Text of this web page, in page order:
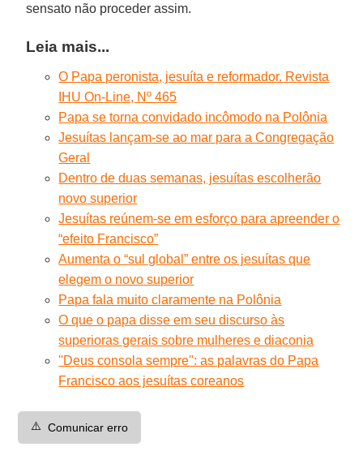
sensato não proceder assim.
Leia mais...
O Papa peronista, jesuíta e reformador. Revista
IHU On-Line, Nº 465
Papa se torna convidado incômodo na Polônia
Jesuítas lançam-se ao mar para a Congregação
Geral
Dentro de duas semanas, jesuítas escolherão
novo superior
Jesuítas reúnem-se em esforço para apreender o
“efeito Francisco”
Aumenta o “sul global” entre os jesuítas que
elegem o novo superior
Papa fala muito claramente na Polônia
O que o papa disse em seu discurso às
superioras gerais sobre mulheres e diaconia
''Deus consola sempre'': as palavras do Papa
Francisco aos jesuítas coreanos
⚠️ Comunicar erro